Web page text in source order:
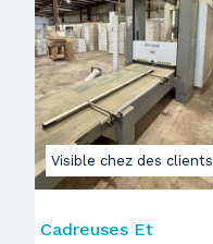
Visible chez des clients
Cadreuses Et